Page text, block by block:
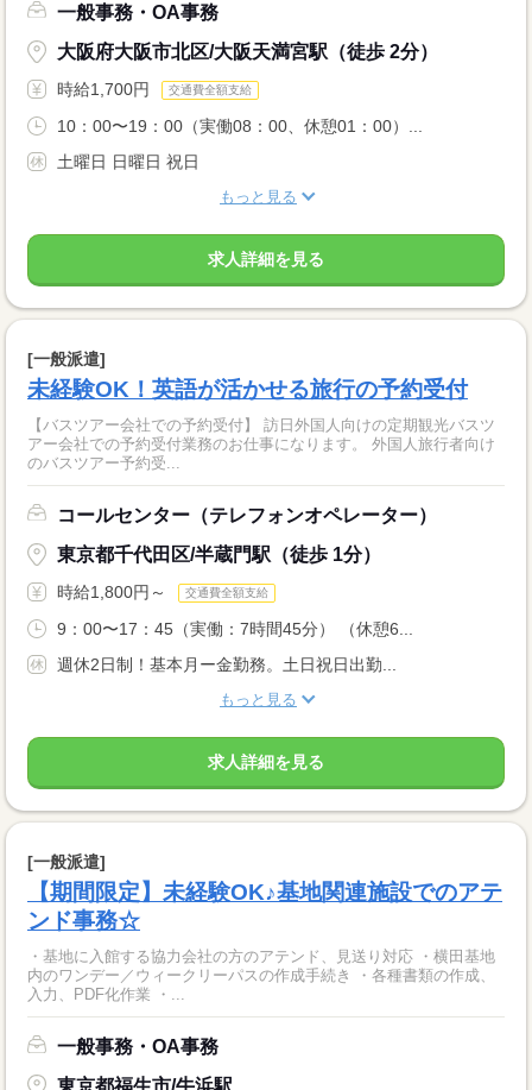
一般事務・OA事務
大阪府大阪市北区/大阪天満宮駅（徒歩 2分）
時給1,700円 交通費全額支給
10：00〜19：00（実働08：00、休憩01：00）...
土曜日 日曜日 祝日
もっと見る
求人詳細を見る
[一般派遣]
未経験OK！英語が活かせる旅行の予約受付
【バスツアー会社での予約受付】 訪日外国人向けの定期観光バスツ
アー会社での予約受付業務のお仕事になります。 外国人旅行者向け
のバスツアー予約受...
コールセンター（テレフォンオペレーター）
東京都千代田区/半蔵門駅（徒歩 1分）
時給1,800円～ 交通費全額支給
9：00〜17：45（実働：7時間45分） （休憩6...
週休2日制！基本月ー金勤務。土日祝日出勤...
もっと見る
求人詳細を見る
[一般派遣]
【期間限定】未経験OK♪基地関連施設でのアテ
ンド事務☆
・基地に入館する協力会社の方のアテンド、見送り対応 ・横田基地
内のワンデー／ウィークリーパスの作成手続き ・各種書類の作成、
入力、PDF化作業 ・...
一般事務・OA事務